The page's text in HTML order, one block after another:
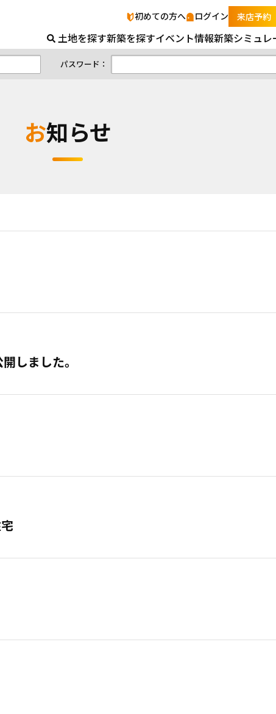
お知らせ｜山口の土地＆新築ナビ｜山口県内の土地と新
初めての方へ ログイン 来店予約
土地を探す新築を探すイベント情報新築シミュレ
パスワード：
お知らせ
しました。